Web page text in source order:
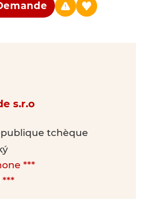
s.r.o
tchèque
***